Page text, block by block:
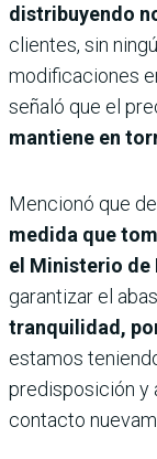
distribuyendo
clientes, sin
modificaciones
señaló que el
mantiene en
Mencionó que
medida que
el Ministerio de
garantizar el
tranquilidad,
estamos
predisposición y
contacto